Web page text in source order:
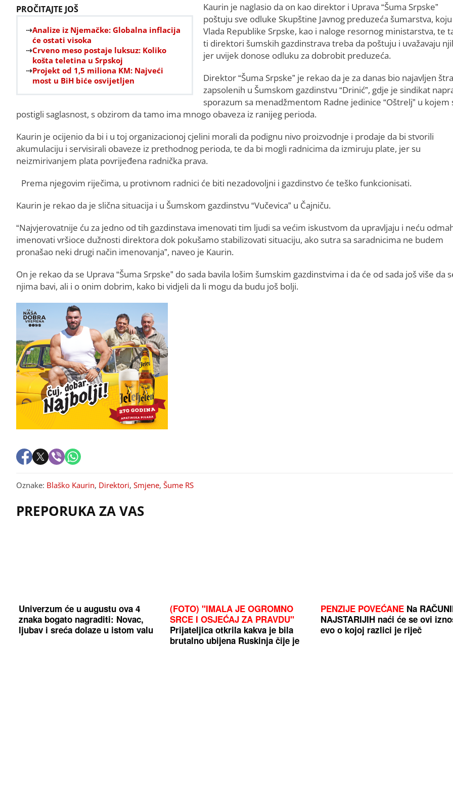
PROČITAJTE JOŠ
Analize iz Njemačke: Globalna inflacija
će ostati visoka
Crveno meso postaje luksuz: Koliko
košta teletina u Srpskoj
Projekt od 1,5 miliona KM: Najveći
most u BiH biće osvijetljen
Kaurin je naglasio da on kao direktor i Uprava “Šuma Srpske”
poštuju sve odluke Skupštine Javnog preduzeća šumarstva,
Vlada Republike Srpske, kao i naloge resornog ministarstva, te
ti direktori šumskih gazdinstrava treba da poštuju i uvažavaju
jer uvijek donose odluku za dobrobit preduzeća.
Direktor “Šuma Srpske” je rekao da je za danas bio najavljen
zapsolenih u Šumskom gazdinstvu “Drinić”, gdje je sindikat
sporazum sa menadžmentom Radne jedinice “Oštrelj” u kojem
postigli saglasnost, s obzirom da tamo ima mnogo obaveza iz ranijeg perioda.
Kaurin je ocijenio da bi i u toj organizacionoj cjelini morali da podignu nivo proizvodnje i prodaje da bi stvorili
akumulaciju i servisirali obaveze iz prethodnog perioda, te da bi mogli radnicima da izmiruju plate, jer su
neizmirivanjem plata povrijeđena radnička prava.
Prema njegovim riječima, u protivnom radnici će biti nezadovoljni i gazdinstvo će teško funkcionisati.
Kaurin je rekao da je slična situacija i u Šumskom gazdinstvu “Vučevica” u Čajniču.
“Najvjerovatnije ću za jedno od tih gazdinstava imenovati tim ljudi sa većim iskustvom da upravljaju i neću
imenovati vršioce dužnosti direktora dok pokušamo stabilizovati situaciju, ako sutra sa saradnicima ne budem
pronašao neki drugi način imenovanja”, naveo je Kaurin.
On je rekao da se Uprava “Šuma Srpske” do sada bavila lošim šumskim gazdinstvima i da će od sada još više da
njima bavi, ali i o onim dobrim, kako bi vidjeli da li mogu da budu još bolji.
Oznake: Blaško Kaurin, Direktori, Smjene, Šume RS
PREPORUKA ZA VAS
Univerzum će u augustu ova 4
znaka bogato nagraditi: Novac,
ljubav i sreća dolaze u istom valu
(FOTO) "IMALA JE OGROMNO
SRCE I OSJEĆAJ ZA PRAVDU"
Prijateljica otkrila kakva je bila
brutalno ubijena Ruskinja čije je
PENZIJE POVEĆANE Na
NAJSTARIJIH naći će se ovi
evo o kojoj razlici je riječ